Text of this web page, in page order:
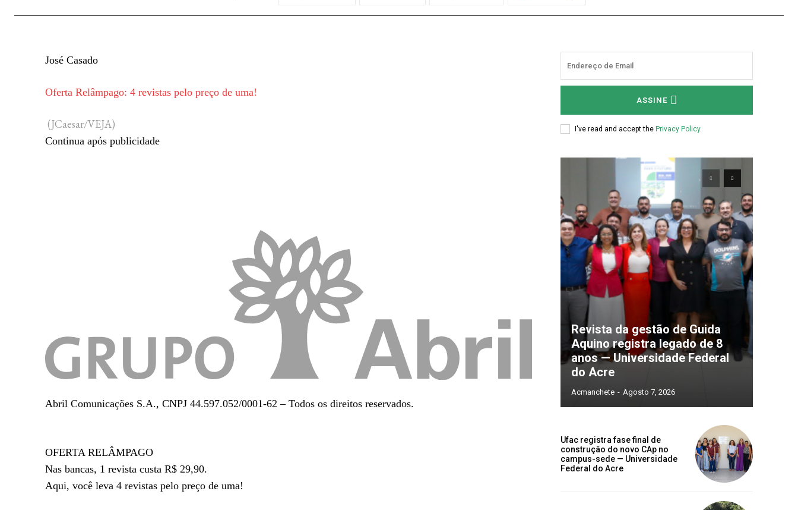
José Casado
Oferta Relâmpago: 4 revistas pelo preço de uma!
(JCaesar/VEJA)
Continua após publicidade
Abril Comunicações S.A., CNPJ 44.597.052/0001-62 – Todos os direitos reservados.
OFERTA RELÂMPAGO
Nas bancas, 1 revista custa R$ 29,90.
Aqui, você leva 4 revistas pelo preço de uma!
ASSINE
I've read and accept the Privacy Policy.
Revista da gestão de Guida
Aquino registra legado de 8
anos — Universidade Federal
do Acre
Acmanchete - Agosto 7, 2026
Ufac registra fase final de
construção do novo CAp no
campus-sede — Universidade
Federal do Acre